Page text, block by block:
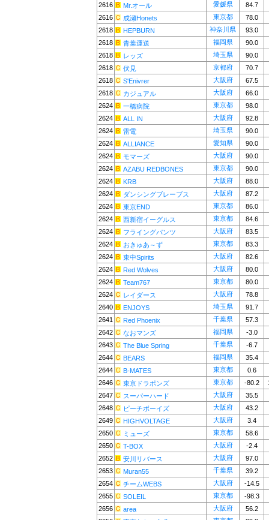
2616
Mr.オール 愛媛県
84.7
2616
成瀬Honets 東京都
78.0
2618
HEPBURN 神奈川県
93.0
2618
青葉運送 福岡県
90.0
2618
レッズ 埼玉県
90.0
2618
伏見 京都府
70.7
2618
S'Enivrer 大阪府
67.5
2618
カジュアル 大阪府
66.0
2624
一橋病院 東京都
98.0
2624
ALL IN 大阪府
92.8
2624
雷電 埼玉県
90.0
2624
ALLIANCE 愛知県
90.0
2624
モマーズ 大阪府
90.0
2624
AZABU REDBONES 東京都
90.0
2624
KRB 大阪府
88.0
2624
ダンシングブレーブス 大阪府
87.2
2624
東京END 東京都
86.0
2624
西新宿イーグルス 東京都
84.6
2624
フライングパンツ 大阪府
83.5
2624
おきゅあ～ず 東京都
83.3
2624
東中Spirits 大阪府
82.6
2624
Red Wolves 大阪府
80.0
2624
Team767 東京都
80.0
2624
レイダース 大阪府
78.8
2640
ENJOYS 埼玉県
91.7
2641
Red Phoenix 千葉県
57.3
2642
なおマンズ 福岡県
-3.0
2643
The Blue Spring 千葉県
-6.7
2644
BEARS 福岡県
35.4
2644
B-MATES 東京都
0.6
2646
東京ドラポンズ 東京都 -80.2
2647
スーパーハード 大阪府
35.5
2648
ピーチボーイズ 大阪府
43.2
2649
HIGHVOLTAGE 大阪府
3.4
2650
ミューズ 東京都
58.6
2650
T-BOX 大阪府
-2.4
2652
安川リバース 大阪府
97.0
2653
Muran55 千葉県
39.2
2654
チームWEBS 大阪府
-14.5
2655
SOLEIL 東京都
-98.3
2656
area 大阪府
56.2